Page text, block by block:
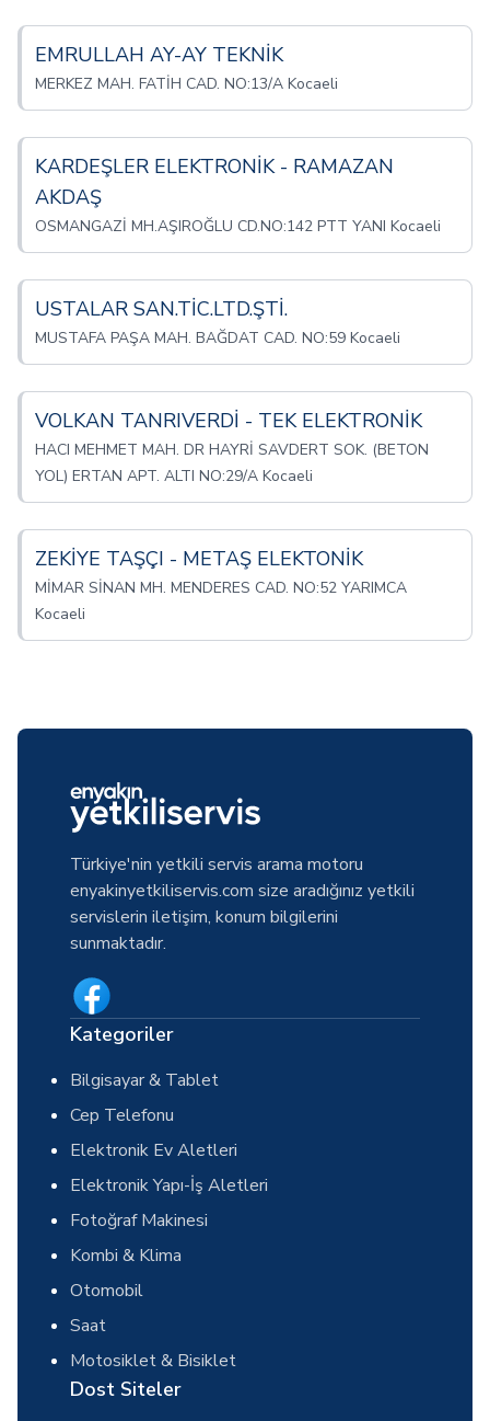
EMRULLAH AY-AY TEKNİK
MERKEZ MAH. FATİH CAD. NO:13/A Kocaeli
KARDEŞLER ELEKTRONİK - RAMAZAN
AKDAŞ
OSMANGAZİ MH.AŞIROĞLU CD.NO:142 PTT YANI Kocaeli
USTALAR SAN.TİC.LTD.ŞTİ.
MUSTAFA PAŞA MAH. BAĞDAT CAD. NO:59 Kocaeli
VOLKAN TANRIVERDİ - TEK ELEKTRONİK
HACI MEHMET MAH. DR HAYRİ SAVDERT SOK. (BETON
YOL) ERTAN APT. ALTI NO:29/A Kocaeli
ZEKİYE TAŞÇI - METAŞ ELEKTONİK
MİMAR SİNAN MH. MENDERES CAD. NO:52 YARIMCA
Kocaeli
Türkiye'nin yetkili servis arama motoru
enyakinyetkiliservis.com size aradığınız yetkili
servislerin iletişim, konum bilgilerini
sunmaktadır.
Kategoriler
Bilgisayar & Tablet
Cep Telefonu
Elektronik Ev Aletleri
Elektronik Yapı-İş Aletleri
Fotoğraf Makinesi
Kombi & Klima
Otomobil
Saat
Motosiklet & Bisiklet
Dost Siteler